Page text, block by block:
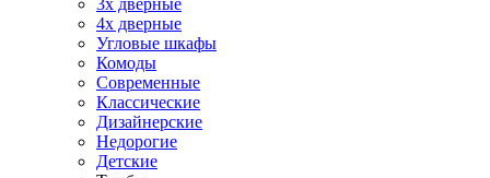
3х дверные
4х дверные
Угловые шкафы
Комоды
Современные
Классические
Дизайнерские
Недорогие
Детские